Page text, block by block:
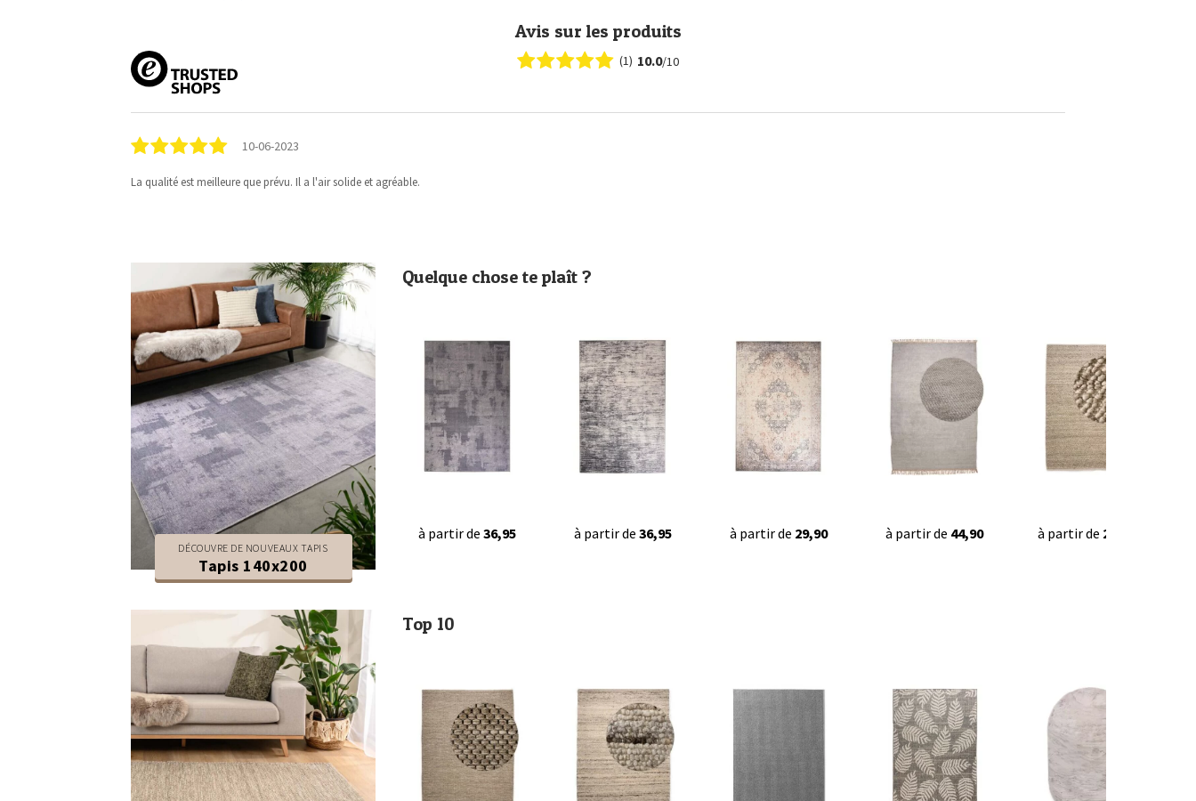
Avis sur les produits
(1) 10.0/10
10-06-2023
La qualité est meilleure que prévu. Il a l'air solide et agréable.
DÉCOUVRE DE NOUVEAUX TAPIS
Tapis 140x200
Quelque chose te plaît ?
à partir de 36,95 à partir de 36,95 à partir de 29,90 à partir de 44,90 à partir de 239,90
Top 10